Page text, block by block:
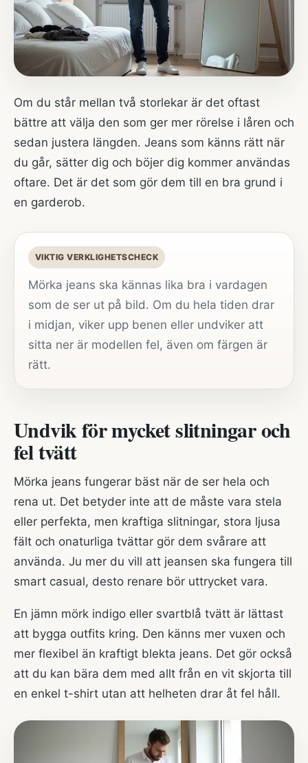
Om du står mellan två storlekar är det oftast
bättre att välja den som ger mer rörelse i låren och
sedan justera längden. Jeans som känns rätt när
du går, sätter dig och böjer dig kommer användas
oftare. Det är det som gör dem till en bra grund i
en garderob.
VIKTIG VERKLIGHETSCHECK
Mörka jeans ska kännas lika bra i vardagen
som de ser ut på bild. Om du hela tiden drar
i midjan, viker upp benen eller undviker att
sitta ner är modellen fel, även om färgen är
rätt.
Undvik för mycket slitningar och
fel tvätt
Mörka jeans fungerar bäst när de ser hela och
rena ut. Det betyder inte att de måste vara stela
eller perfekta, men kraftiga slitningar, stora ljusa
fält och onaturliga tvättar gör dem svårare att
använda. Ju mer du vill att jeansen ska fungera till
smart casual, desto renare bör uttrycket vara.
En jämn mörk indigo eller svartblå tvätt är lättast
att bygga outfits kring. Den känns mer vuxen och
mer flexibel än kraftigt blekta jeans. Det gör också
att du kan bära dem med allt från en vit skjorta till
en enkel t-shirt utan att helheten drar åt fel håll.